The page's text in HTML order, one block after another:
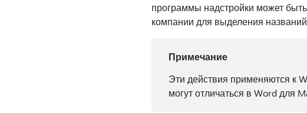
программы надстройки может
компании для выделения
Примечание
Эти действия применяются к
могут отличаться в Word для